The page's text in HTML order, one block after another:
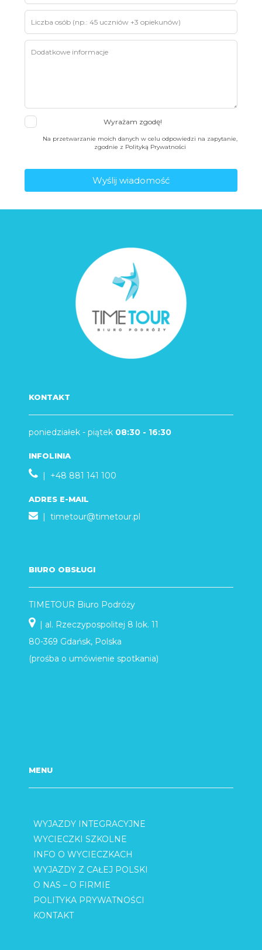
Wyrażam zgodę!
Na przetwarzanie moich danych w celu odpowiedzi na zapytanie,
zgodnie z Polityką Prywatności
Wyślij wiadomość
KONTAKT
poniedziałek - piątek 08:30 - 16:30
INFOLINIA
| +48 881 141 100
ADRES E-MAIL
| timetour@timetour.pl
BIURO OBSŁUGI
TIMETOUR Biuro Podróży
| al. Rzeczypospolitej 8 lok. 11
80-369 Gdańsk, Polska
(prośba o umówienie spotkania)
MENU
WYJAZDY INTEGRACYJNE
WYCIECZKI SZKOLNE
INFO O WYCIECZKACH
WYJAZDY Z CAŁEJ POLSKI
O NAS – O FIRMIE
POLITYKA PRYWATNOŚCI
KONTAKT